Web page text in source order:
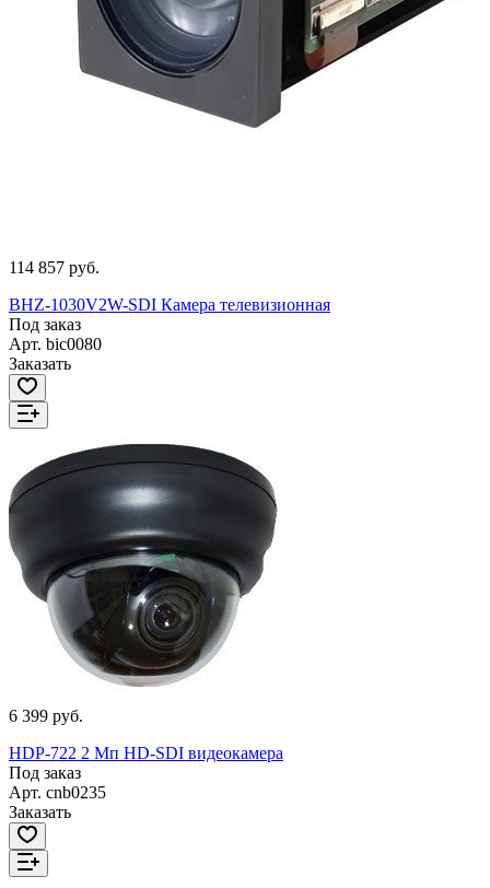
114 857 руб.
BHZ-1030V2W-SDI Камера телевизионная
Под заказ
Арт. bic0080
Заказать
6 399 руб.
HDP-722 2 Мп HD-SDI видеокамера
Под заказ
Арт. cnb0235
Заказать